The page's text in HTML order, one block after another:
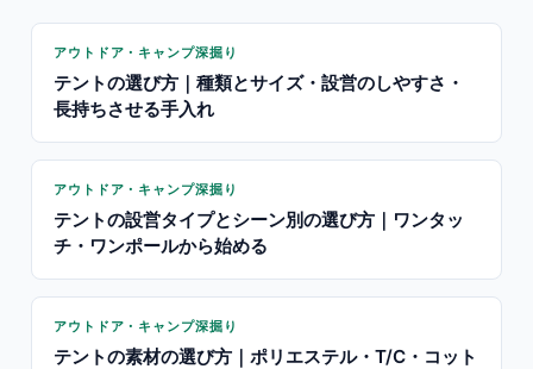
アウトドア・キャンプ深掘り
テントの選び方｜種類とサイズ・設営のしやすさ・
長持ちさせる手入れ
アウトドア・キャンプ深掘り
テントの設営タイプとシーン別の選び方｜ワンタッ
チ・ワンポールから始める
アウトドア・キャンプ深掘り
テントの素材の選び方｜ポリエステル・T/C・コット